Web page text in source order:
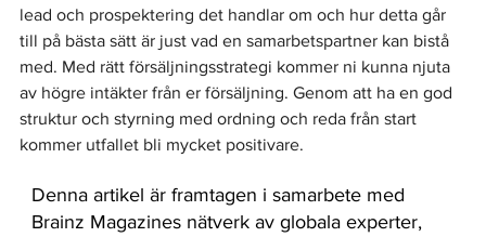
lead och prospektering det handlar om och hur detta går
till på bästa sätt är just vad en samarbetspartner kan bistå
med. Med rätt försäljningsstrategi kommer ni kunna njuta
av högre intäkter från er försäljning. Genom att ha en god
struktur och styrning med ordning och reda från start
kommer utfallet bli mycket positivare.
Denna artikel är framtagen i samarbete med
Brainz Magazines nätverk av globala experter,